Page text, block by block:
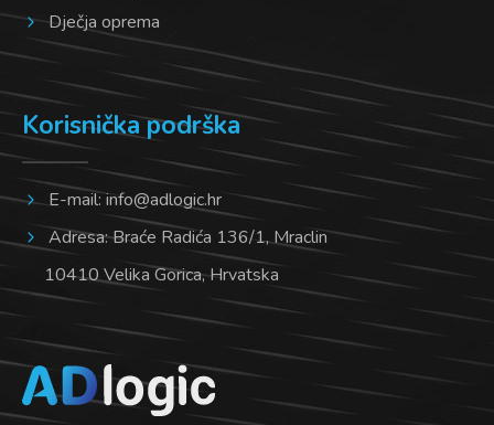
Dječja oprema
Korisnička podrška
E-mail:info@adlogic.hr
Adresa: Braće Radića 136/1, Mraclin
10410 Velika Gorica, Hrvatska